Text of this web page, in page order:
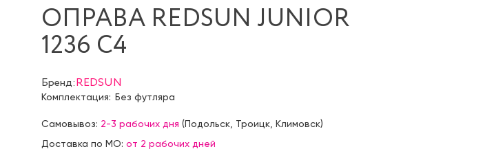
ОПРАВА REDSUN JUNIOR
1236 C4
Бренд:REDSUN
Комплектация: Без футляра
Самовывоз: 2-3 рабочих дня (Подольск, Троицк, Климовск)
Доставка по МО: от 2 рабочих дней